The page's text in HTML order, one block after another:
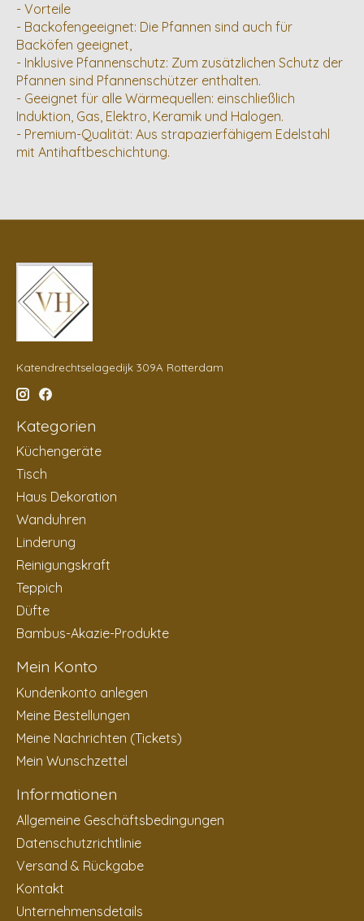
- Vorteile
- Backofengeeignet: Die Pfannen sind auch für
Backöfen geeignet,
- Inklusive Pfannenschutz: Zum zusätzlichen Schutz der
Pfannen sind Pfannenschützer enthalten.
- Geeignet für alle Wärmequellen: einschließlich
Induktion, Gas, Elektro, Keramik und Halogen.
- Premium-Qualität: Aus strapazierfähigem Edelstahl
mit Antihaftbeschichtung.
Katendrechtselagedijk 309A Rotterdam
Kategorien
Küchengeräte
Tisch
Haus Dekoration
Wanduhren
Linderung
Reinigungskraft
Teppich
Düfte
Bambus-Akazie-Produkte
Mein Konto
Kundenkonto anlegen
Meine Bestellungen
Meine Nachrichten (Tickets)
Mein Wunschzettel
Informationen
Allgemeine Geschäftsbedingungen
Datenschutzrichtlinie
Versand & Rückgabe
Kontakt
Unternehmensdetails